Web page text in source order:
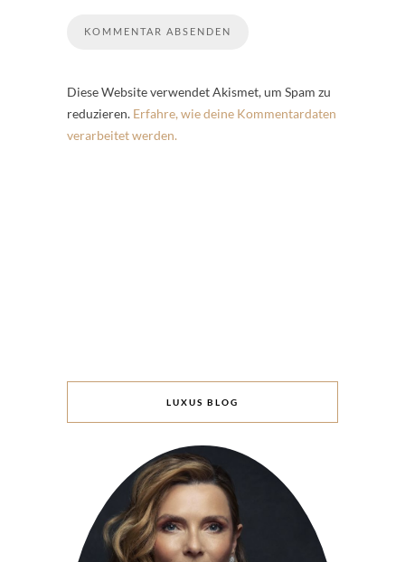
Diese Website verwendet Akismet, um Spam zu
reduzieren. Erfahre, wie deine Kommentardaten
verarbeitet werden.
LUXUS BLOG